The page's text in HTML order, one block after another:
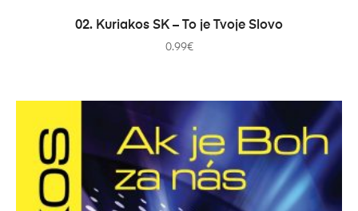
PRIDAŤ DO KOŠÍKA
02. Kuriakos SK – To je Tvoje Slovo
0.99€